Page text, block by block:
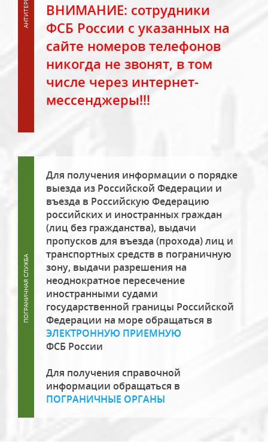
ВНИМАНИЕ: сотрудники
ФСБ России с указанных на
сайте номеров телефонов
никогда не звонят, в том
числе через интернет-
мессенджеры!!!
Для получения информации о порядке
выезда из Российской Федерации и
въезда в Российскую Федерацию
российских и иностранных граждан
(лиц без гражданства), выдачи
пропусков для въезда (прохода) лиц и
транспортных средств в пограничную
зону, выдачи разрешения на
неоднократное пересечение
иностранными судами
государственной границы Российской
Федерации на море обращаться в
ЭЛЕКТРОННУЮ ПРИЕМНУЮ
ФСБ России
Для получения справочной
информации обращаться в
ПОГРАНИЧНЫЕ ОРГАНЫ